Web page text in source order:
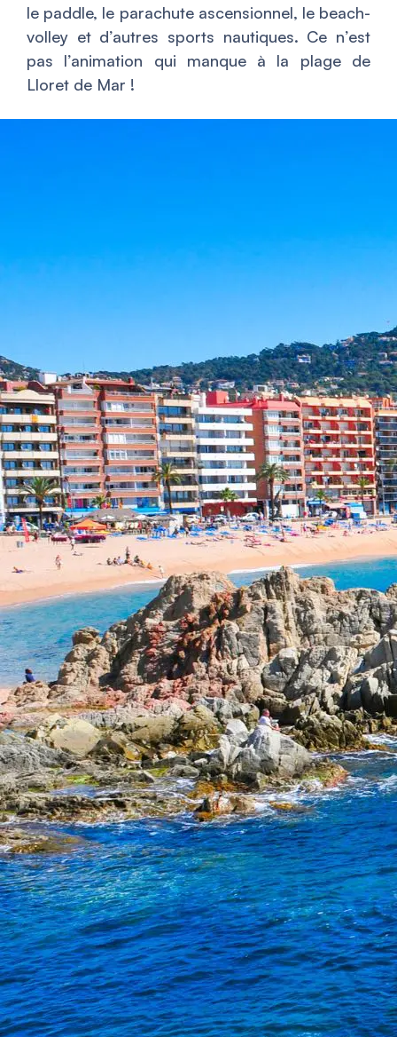
le paddle, le parachute ascensionnel, le beach-
volley et d’autres sports nautiques. Ce n’est
pas l’animation qui manque à la plage de
Lloret de Mar !